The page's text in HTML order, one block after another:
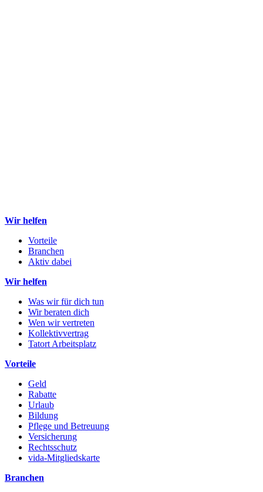
Wir helfen
Vorteile
Branchen
Aktiv dabei
Wir helfen
Was wir für dich tun
Wir beraten dich
Wen wir vertreten
Kollektivvertrag
Tatort Arbeitsplatz
Vorteile
Geld
Rabatte
Urlaub
Bildung
Pflege und Betreuung
Versicherung
Rechtsschutz
vida-Mitgliedskarte
Branchen